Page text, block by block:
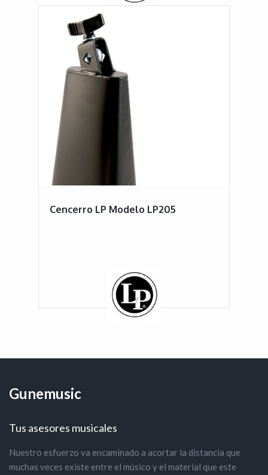
Cencerro LP Modelo LP205
Gunemusic
Tus asesores musicales
Nuestro esfuerzo va encaminado a acortar la distancia que
muchas veces existe entre el músico y el material que este